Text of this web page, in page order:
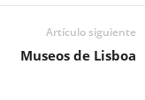
Artículo siguiente
Museos de Lisboa